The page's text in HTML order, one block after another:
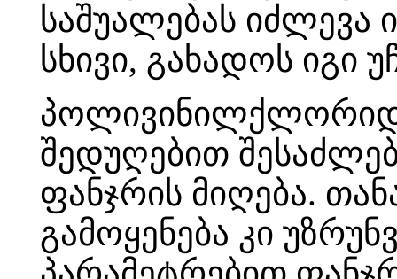
საშუალებას იძლევა
სხივი, გახადოს
შედუღებით
ფანჯრის მიღება.
გამოყენება კი